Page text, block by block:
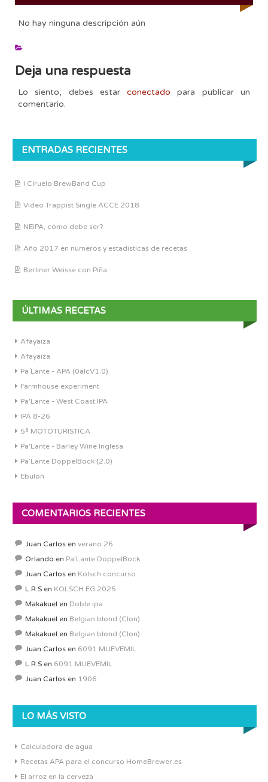
No hay ninguna descripción aún
Deja una respuesta
Lo siento, debes estarconectado para publicar un
comentario.
ENTRADAS RECIENTES
I Ciruelo BrewBand Cup
Vídeo Trappist Single ACCE 2018
NEIPA, cómo debe ser?
Año 2017 en números y estadísticas de recetas
Berliner Weisse con Piña
ÚLTIMAS RECETAS
Afayaiza
Afayaiza
Pa´Lante - APA (0alcV1.0)
Farmhouse experiment
Pa'Lante - West Coast IPA
IPA 8-26
5ª MOTOTURISTICA
Pa'Lante - Barley Wine Inglesa
Pa’Lante DoppelBock (2.0)
Ebulon
COMENTARIOS RECIENTES
Juan Carlos en verano 26
Orlando en Pa’Lante DoppelBock
Juan Carlos en Kolsch concurso
L.R.S en KOLSCH EG 2025
Makakuel en Doble ipa
Makakuel en Belgian blond (Clon)
Makakuel en Belgian blond (Clon)
Juan Carlos en 6091 MUEVEMIL
L.R.S en 6091 MUEVEMIL
Juan Carlos en 1906
LO MÁS VISTO
Calculadora de agua
Recetas APA para el concurso HomeBrewer.es
El arroz en la cerveza